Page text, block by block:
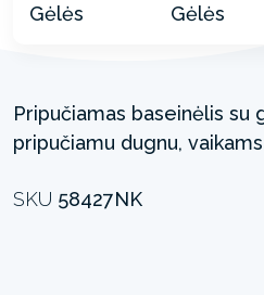
Pripučiamas baseinėlis su
pripučiamu dugnu,
SKU 58427NK